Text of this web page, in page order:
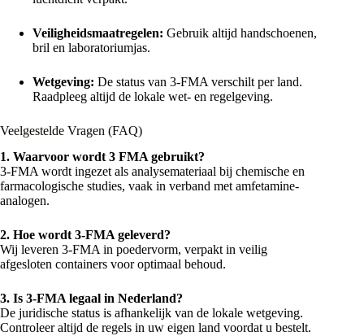
Veiligheidsmaatregelen: Gebruik altijd handschoenen,
bril en laboratoriumjas.
Wetgeving: De status van 3-FMA verschilt per land.
Raadpleeg altijd de lokale wet- en regelgeving.
Veelgestelde Vragen (FAQ)
1. Waarvoor wordt 3 FMA gebruikt?
3-FMA wordt ingezet als analysemateriaal bij chemische en
farmacologische studies, vaak in verband met amfetamine-
analogen.
2. Hoe wordt 3-FMA geleverd?
Wij leveren 3-FMA in poedervorm, verpakt in veilig
afgesloten containers voor optimaal behoud.
3. Is 3-FMA legaal in Nederland?
De juridische status is afhankelijk van de lokale wetgeving.
Controleer altijd de regels in uw eigen land voordat u bestelt.